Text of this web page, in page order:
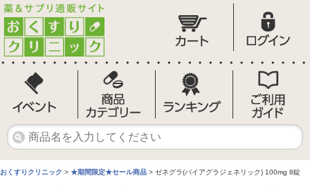
おくすりクリニック > ★期間限定★セール商品 > ゼネグラ(バイアグラジェネリック) 100mg 8錠